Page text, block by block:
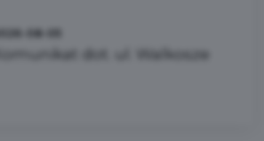
Komunikat dot. ul. Walkosze